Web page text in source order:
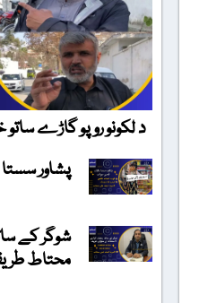
د لکونو روپو گاڑے
پشاور سستا
شوگر کے
محتاط